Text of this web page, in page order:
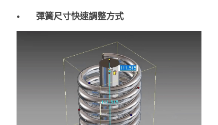
•	彈簧尺寸快速調整方式